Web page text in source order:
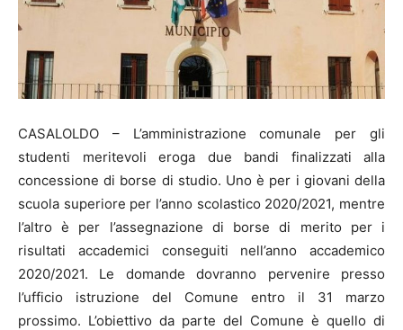
CASALOLDO – L’amministrazione comunale per gli
studenti meritevoli eroga due bandi finalizzati alla
concessione di borse di studio. Uno è per i giovani della
scuola superiore per l’anno scolastico 2020/2021, mentre
l’altro è per l’assegnazione di borse di merito per i
risultati accademici conseguiti nell’anno accademico
2020/2021. Le domande dovranno pervenire presso
l’ufficio istruzione del Comune entro il 31 marzo
prossimo. L’obiettivo da parte del Comune è quello di